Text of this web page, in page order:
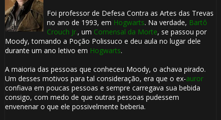
Foi professor de Defesa Contra as Artes das Trevas
no ano de 1993, em Hogwarts. Na verdade, Bartô
Crouch Jr., um Comensal da Morte, se passou por
Moody, tomando a Poção Polissuco e deu aula no lugar dele
durante um ano letivo em Hogwarts.
A maioria das pessoas que conheceu Moody, o achava pirado.
Um desses motivos para tal consideração, era que o ex-auror
confiava em poucas pessoas e sempre carregava sua bebida
consigo, com medo de que outras pessoas pudessem
envenenar o que ele possivelmente beberia.